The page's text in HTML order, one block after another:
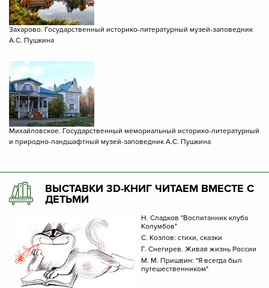
Захарово. Государственный историко-литературный музей-заповедник
А.С. Пушкина
Михайловское. Государственный мемориальный историко-литературный
и природно-ландшафтный музей-заповедник А.С. Пушкина
ВЫСТАВКИ 3D-КНИГ ЧИТАЕМ ВМЕСТЕ С
ДЕТЬМИ
Н. Сладков "Воспитанник клуба
Колумбов"
С. Козлов: стихи, сказки
Г. Снегирев. Живая жизнь России
М. М. Пришвин: "Я всегда был
путешественником"